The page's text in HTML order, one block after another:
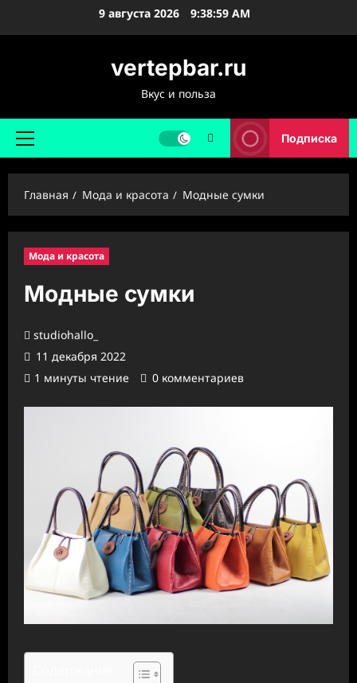
9 августа 2026 9:39:00 AM
vertepbar.ru
Вкус и польза
Основное
Подписка
Главная Мода и красота Модные сумки
Мода и красота
Модные сумки
studiohallo_
11 декабря 2022
1 минуты чтение
0 комментариев